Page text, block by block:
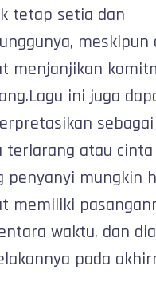
tetap setia dan
meskipun
menjanjikan
ini juga
terlarang atau cinta
penyanyi mungkin
memiliki
waktu, dan
pada